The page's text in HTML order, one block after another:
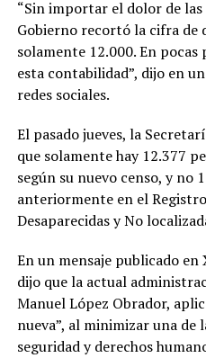
“Sin importar el dolor de
Gobierno recortó la cifra de
solamente 12.000. En
esta contabilidad”, dijo en
redes sociales.
El pasado jueves, la
que solamente hay 12.377
según su nuevo censo, y no
anteriormente en el
Desaparecidas y No
En un mensaje publicado
dijo que la actual
Manuel López Obrador,
nueva”, al minimizar una de
seguridad y derechos